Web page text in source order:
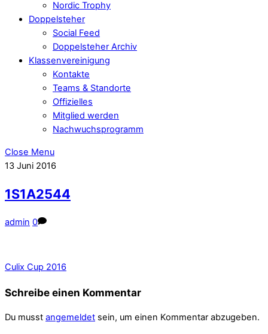
Nordic Trophy
Doppelsteher
Social Feed
Doppelsteher Archiv
Klassenvereinigung
Kontakte
Teams & Standorte
Offizielles
Mitglied werden
Nachwuchsprogramm
Close Menu
13 Juni 2016
1S1A2544
admin 0
Culix Cup 2016
Schreibe einen Kommentar
Du musst angemeldet sein, um einen Kommentar abzugeben.